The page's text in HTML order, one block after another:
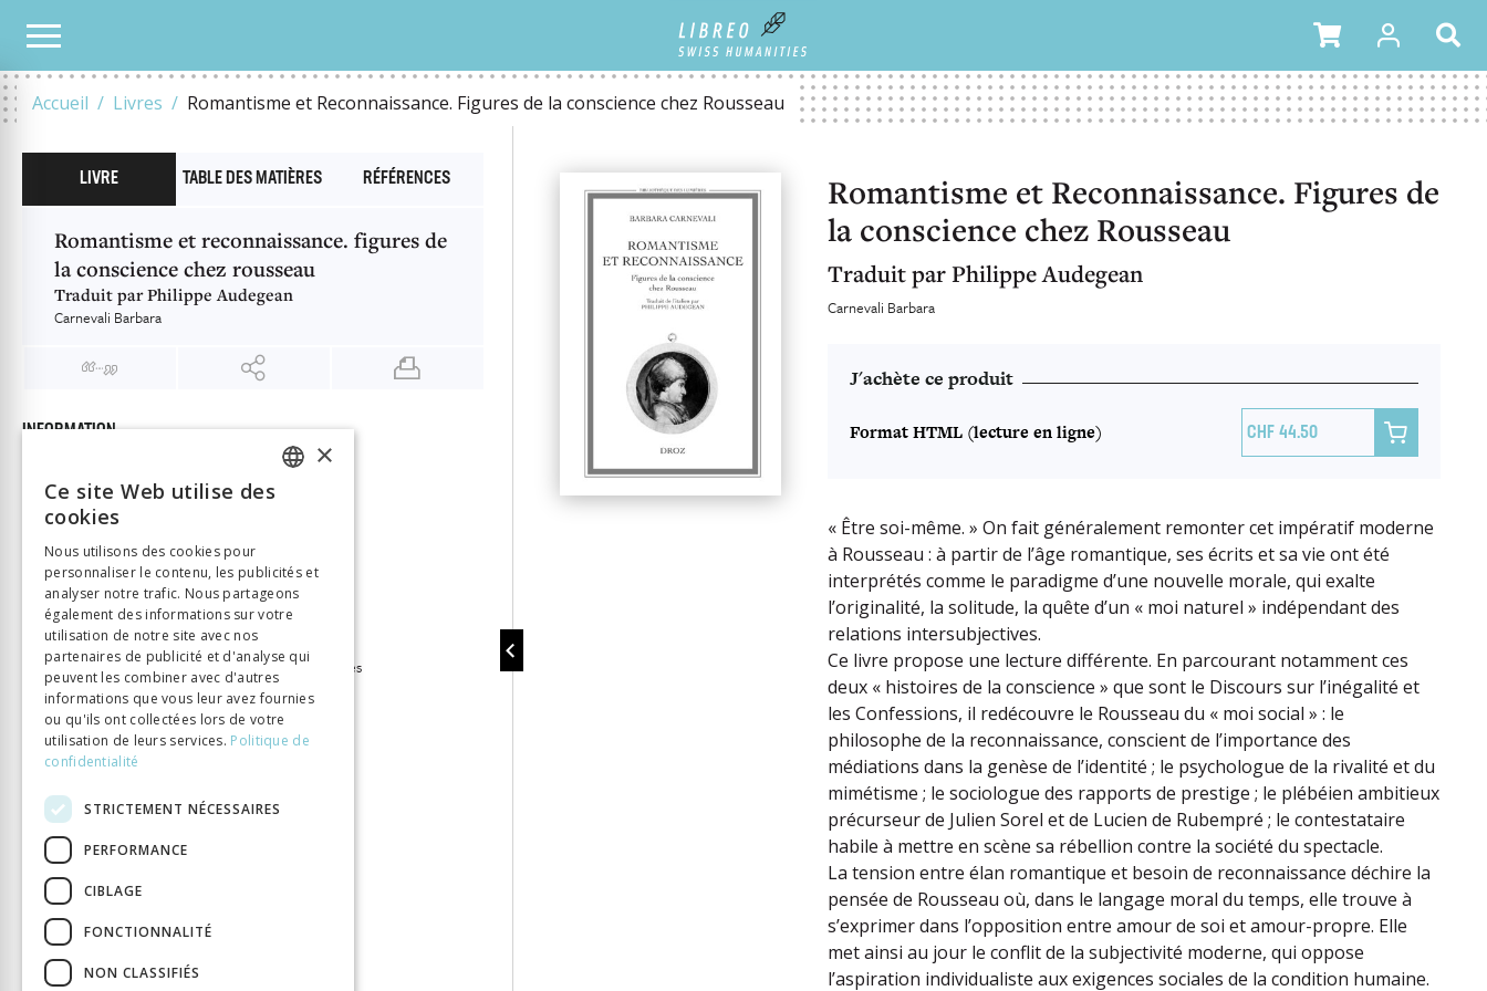
Accueil Livres Romantisme et Reconnaissance. Figures de la conscience chez Rousseau
NOTRE CATALOGUE
Romantisme et Reconnaissance. Figures de
la conscience chez Rousseau
Traduit par Philippe Audegean
Carnevali Barbara
J'achète ce produit
Format HTML (lecture en ligne) 44.50 
« Être soi-même. » On fait généralement remonter cet impératif moderne
à Rousseau : à partir de l’âge romantique, ses écrits et sa vie ont été
interprétés comme le paradigme d’une nouvelle morale, qui exalte
l’originalité, la solitude, la quête d’un « moi naturel » indépendant des
relations intersubjectives.
Ce livre propose une lecture différente. En parcourant notamment ces
deux « histoires de la conscience » que sont le Discours sur l’inégalité et
les Confessions, il redécouvre le Rousseau du « moi social » : le
philosophe de la reconnaissance, conscient de l’importance des
médiations dans la genèse de l’identité ; le psychologue de la rivalité et du
mimétisme ; le sociologue des rapports de prestige ; le plébéien ambitieux
précurseur de Julien Sorel et de Lucien de Rubempré ; le contestataire
habile à mettre en scène sa rébellion contre la société du spectacle.
La tension entre élan romantique et besoin de reconnaissance déchire la
pensée de Rousseau où, dans le langage moral du temps, elle trouve à
s’exprimer dans l’opposition entre amour de soi et amour-propre. Elle
met ainsi au jour le conflit de la subjectivité moderne, qui oppose
l’aspiration individualiste aux exigences sociales de la condition humaine.
LIVRE TABLE DES MATIÈRES RÉFÉRENCES
Romantisme et reconnaissance. figures de
la conscience chez rousseau
Traduit par Philippe Audegean
Carnevali Barbara
INFORMATION
Carnevali Barbara
Éditeur
Librairie Droz
ISBN
Langue
Français
Collection
Bibliothèque des Lumières
Nombre de pages
336
Parution
1 janv. 2011
Thème
XVIIe-XVIIIe siècles, Lumières
Format
15,2 x 22,2
Type de livre
Monographie
ITALIAN
×
Ce site Web utilise des
cookies
Nous utilisons des cookies pour
personnaliser le contenu, les publicités et
analyser notre trafic. Nous partageons
également des informations sur votre
utilisation de notre site avec nos
partenaires de publicité et d'analyse qui
peuvent les combiner avec d'autres
informations que vous leur avez fournies
ou qu'ils ont collectées lors de votre
utilisation de leurs services. Politique de
confidentialité
STRICTEMENT NÉCESSAIRES
PERFORMANCE
CIBLAGE
FONCTIONNALITÉ
NON CLASSIFIÉS